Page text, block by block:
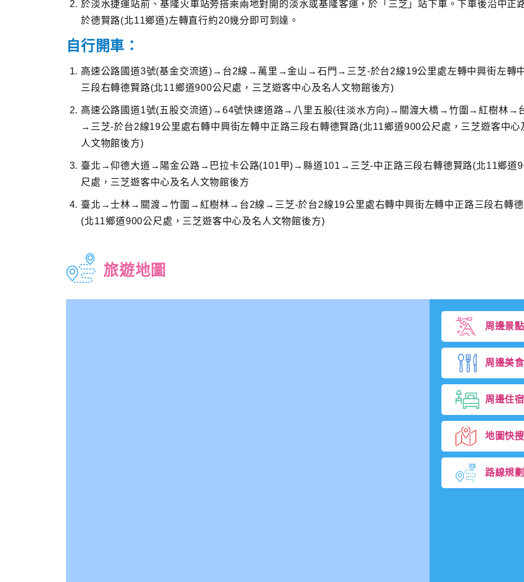
o
於淡水捷運站前、基隆火車站旁搭乘兩地對開的淡水或基隆客運，於「三芝」站下車。下車後沿中正
於德賢路(北11鄉道)左轉直行約20幾分即可到達。
自行開車：
高速公路國道3號(基金交流道)→台2線→萬里→金山→石門→三芝-於台2線19公里處左轉中興街左轉
三段右轉德賢路(北11鄉道900公尺處，三芝遊客中心及名人文物館後方)
高速公路國道1號(五股交流道)→64號快速道路→八里五股(往淡水方向)→關渡大橋→竹圍→紅樹林→
→三芝-於台2線19公里處右轉中興街左轉中正路三段右轉德賢路(北11鄉道900公尺處，三芝遊客中心
人文物館後方)
臺北→仰德大道→陽金公路→巴拉卡公路(101甲)→縣道101→三芝-中正路三段右轉德賢路(北11鄉道
尺處，三芝遊客中心及名人文物館後方
臺北→士林→關渡→竹圍→紅樹林→台2線→三芝-於台2線19公里處右轉中興街左轉中正路三段右轉德
(北11鄉道900公尺處，三芝遊客中心及名人文物館後方)
旅遊地圖
周邊景點
周邊美食
周邊住宿
地圖快搜
路線規劃